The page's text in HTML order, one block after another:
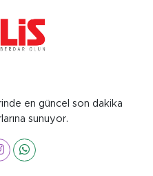
en güncel son dakika
sunuyor.